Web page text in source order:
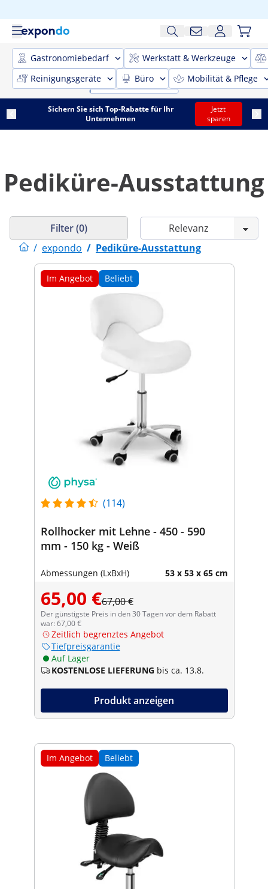
Gastronomiebedarf
Werkstatt & Werkzeuge
Reinigungsgeräte
Büro Mobilität & Pflege
Sichern Sie sich Top-Rabatte für Ihr
Unternehmen
Jetzt
sparen
Pediküre-Ausstattung
/ expondo / Pediküre-Ausstattung
Filter (0)
Im Angebot Beliebt
(114)
Rollhocker mit Lehne - 450 - 590
mm - 150 kg - Weiß
Abmessungen (LxBxH) 53 x 53 x 65 cm
65,00 €67,00 €
Der günstigste Preis in den 30 Tagen vor dem Rabatt
war: 67,00 €
Zeitlich begrenztes Angebot
Tiefpreisgarantie
Auf Lager
KOSTENLOSE LIEFERUNG bis ca. 13.8.
Produkt anzeigen
Im Angebot Beliebt